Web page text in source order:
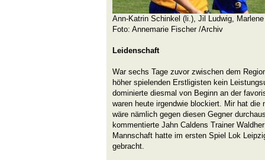
Ann-Katrin Schinkel (li.), Jil Ludwig,
Foto: Annemarie Fischer /Archiv
Leidenschaft
War sechs Tage zuvor zwischen dem
höher spielenden Erstligisten kein
dominierte diesmal von Beginn an der
waren heute irgendwie blockiert. Mir hat
wäre nämlich gegen diesen Gegner
kommentierte Jahn Caldens Trainer
Mannschaft hatte im ersten Spiel Lok
gebracht.